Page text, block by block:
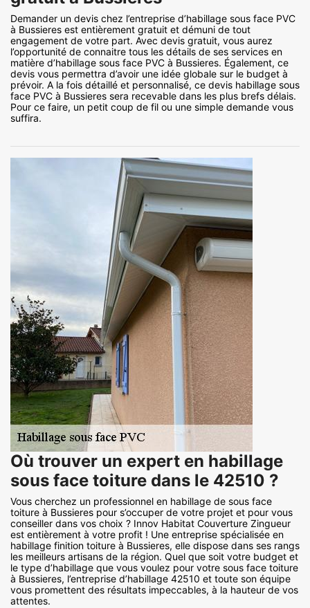
Demander un devis chez l’entreprise d’habillage sous face PVC
à Bussieres est entièrement gratuit et démuni de tout
engagement de votre part. Avec devis gratuit, vous aurez
l’opportunité de connaitre tous les détails de ses services en
matière d’habillage sous face PVC à Bussieres. Également, ce
devis vous permettra d’avoir une idée globale sur le budget à
prévoir. A la fois détaillé et personnalisé, ce devis habillage sous
face PVC à Bussieres sera recevable dans les plus brefs délais.
Pour ce faire, un petit coup de fil ou une simple demande vous
suffira.
Où trouver un expert en habillage
sous face toiture dans le 42510 ?
Vous cherchez un professionnel en habillage de sous face
toiture à Bussieres pour s’occuper de votre projet et pour vous
conseiller dans vos choix ? Innov Habitat Couverture Zingueur
est entièrement à votre profit ! Une entreprise spécialisée en
habillage finition toiture à Bussieres, elle dispose dans ses rangs
les meilleurs artisans de la région. Quel que soit votre budget et
le type d’habillage que vous voulez pour votre sous face toiture
à Bussieres, l’entreprise d’habillage 42510 et toute son équipe
vous promettent des résultats impeccables, à la hauteur de vos
attentes.